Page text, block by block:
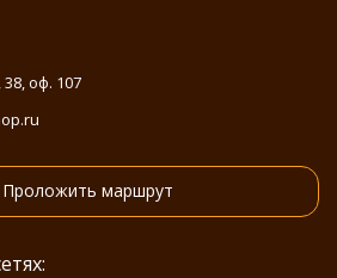
оф. 107
Проложить маршрут